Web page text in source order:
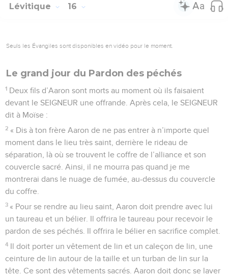
Lévitique 16
Seuls les Évangiles sont disponibles en vidéo pour le moment.
Le grand jour du Pardon des péchés
1 Deux fils d’Aaron sont morts au moment où ils faisaient
devant le SEIGNEUR une offrande. Après cela, le SEIGNEUR
dit à Moïse :
2 « Dis à ton frère Aaron de ne pas entrer à n’importe quel
moment dans le lieu très saint, derrière le rideau de
séparation, là où se trouvent le coffre de l’alliance et son
couvercle sacré. Ainsi, il ne mourra pas quand je me
montrerai dans le nuage de fumée, au-dessus du couvercle
du coffre.
3 « Pour se rendre au lieu saint, Aaron doit prendre avec lui
un taureau et un bélier. Il offrira le taureau pour recevoir le
pardon de ses péchés. Il offrira le bélier en sacrifice complet.
4 Il doit porter un vêtement de lin et un caleçon de lin, une
ceinture de lin autour de la taille et un turban de lin sur la
tête. Ce sont des vêtements sacrés. Aaron doit donc se laver